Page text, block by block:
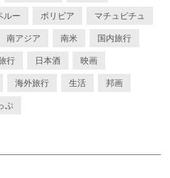
ルー ボリビア マチュピチュ
南アジア 南米 国内旅行
行 日本酒 映画
海外旅行 生活 邦画
ぷ